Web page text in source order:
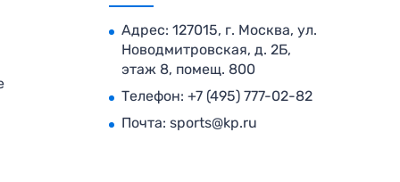
Адрес: 127015, г. Москва, ул.
Новодмитровская, д. 2Б,
этаж 8, помещ. 800
Телефон: +7 (495) 777-02-82
Почта: sports@kp.ru